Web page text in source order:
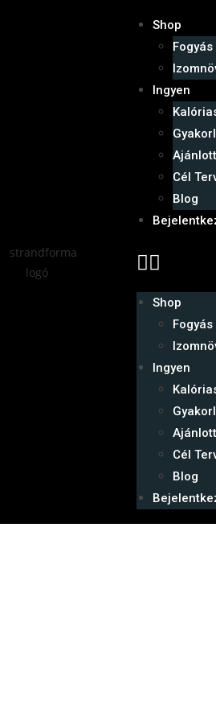
Shop
Fogyás
Ingyen
Cél
Blog
Shop
Fogyás
Ingyen
Cél
Blog